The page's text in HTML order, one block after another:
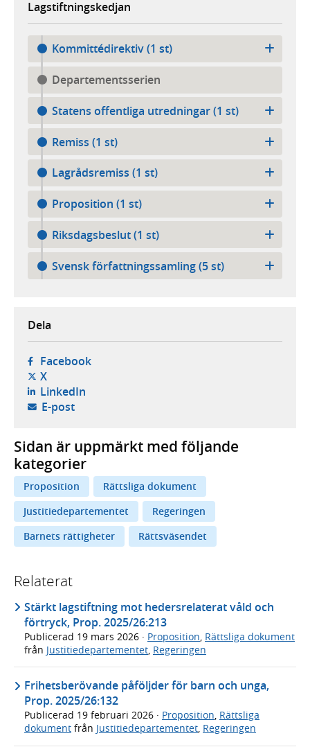
Lagstiftningskedjan
Kommittédirektiv (1 st)
Departementsserien
Statens offentliga utredningar (1 st)
Remiss (1 st)
Lagrådsremiss (1 st)
Proposition (1 st)
Riksdagsbeslut (1 st)
Svensk författningssamling (5 st)
Dela
Facebook- öppnas i ny flik, extern webbplats,
X- öppnas i ny flik, extern webbplats,
LinkedIn- öppnas i ny flik, extern webbplats,
E-post- öppnar din e-postklient,
Sidan är uppmärkt med följande
kategorier
Proposition
Rättsliga dokument
Justitiedepartementet
Regeringen
Barnets rättigheter
Rättsväsendet
Relaterat
Stärkt lagstiftning mot hedersrelaterat våld och
förtryck, Prop. 2025/26:213
Publicerad 19 mars 2026 · Proposition Rättsliga dokument
från Justitiedepartementet Regeringen
Frihetsberövande påföljder för barn och unga,
Prop. 2025/26:132
Publicerad 19 februari 2026 · Proposition, Rättsliga
dokument från Justitiedepartementet, Regeringen